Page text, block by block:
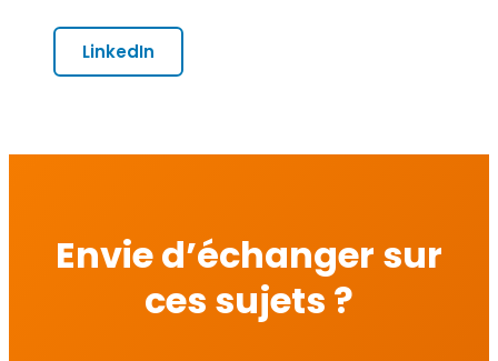
LinkedIn
Envie d’échanger sur
ces sujets ?